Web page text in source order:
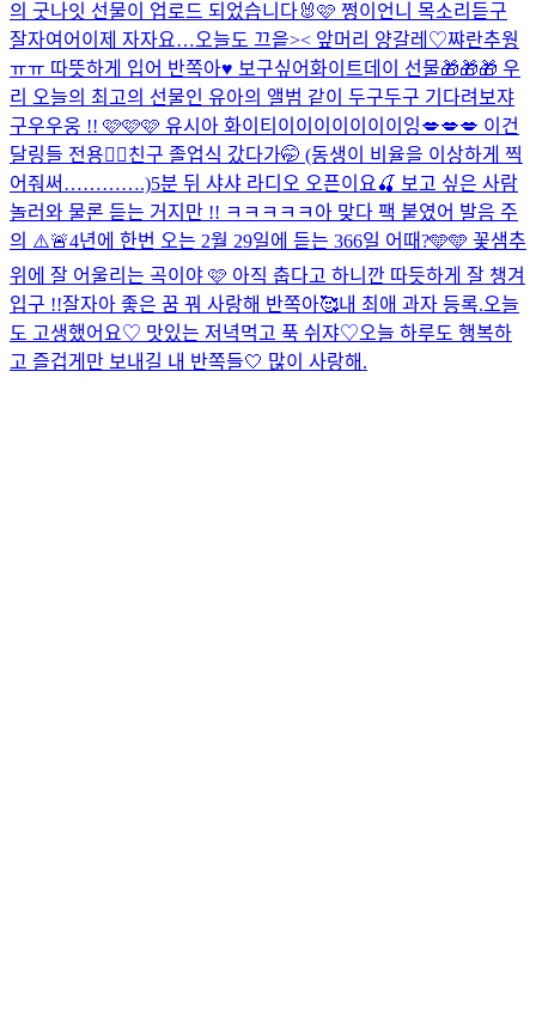
의 굿나잇 선물이 업로드 되었습니다🐰🩷 쩡이언니 목소리듣구
잘자여어 이제 자자요…오늘도 끄읕>< 앞머리 양갈레♡쨔란추웡
ㅠㅠ 따뜻하게 입어 반쪽아♥️ 보구싶어화이트데이 선물🎁🎁🎁 우
리 오늘의 최고의 선물인 유아의 앨범 같이 두구두구 기다려보쟈
구우우웅 !! 🩷🩷🩷 유시아 화이티이이이이이이이잉💋💋💋 이건
달링들 전용❤️‍🔥친구 졸업식 갔다가🤭 (동생이 비율을 이상하게 찍
어줘써………….)5분 뒤 샤샤 라디오 오픈이요🍒 보고 싶은 사람
놀러와 물론 듣는 거지만 !! ㅋㅋㅋㅋㅋ아 맞다 팩 붙였어 발음 주
의 ⚠️🚨4년에 한번 오는 2월 29일에 듣는 366일 어때?🩵🩵 꽃샘추
위에 잘 어울리는 곡이야 🩷 아직 춥다고 하니깐 따듯하게 잘 챙겨
입구 !!잘자아 좋은 꿈 꿔 사랑해 반쪽아🥰내 최애 과자 등록.오늘
도 고생했어요♡ 맛있는 저녁먹고 푹 쉬쟈♡오늘 하루도 행복하
고 즐겁게만 보내길 내 반쪽들🤍 많이 사랑해.